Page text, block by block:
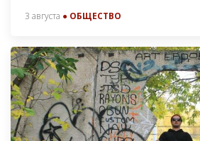
3 августа ● ОБЩЕСТВО